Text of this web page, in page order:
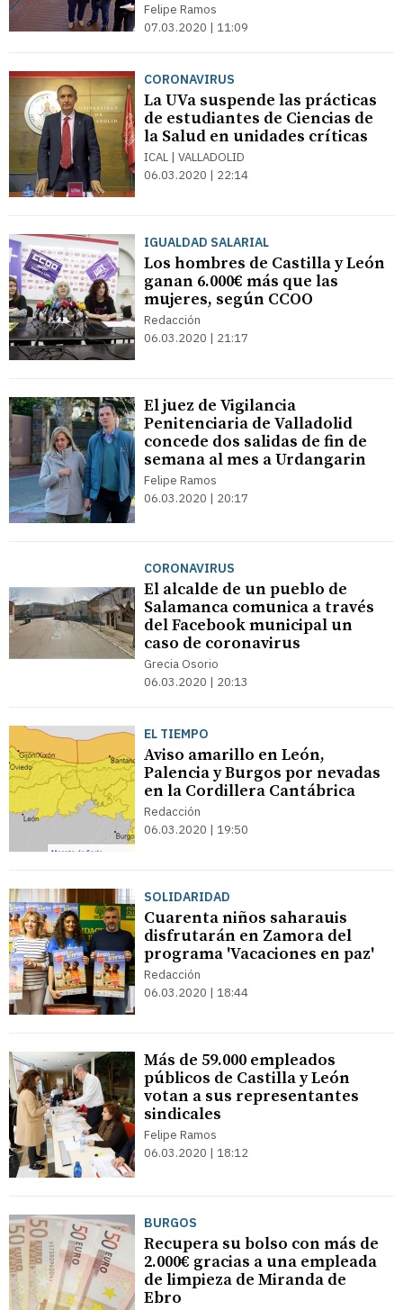
Felipe Ramos
07.03.2020 | 11:09
CORONAVIRUS
La UVa suspende las prácticas
de estudiantes de Ciencias de
la Salud en unidades críticas
ICAL | VALLADOLID
06.03.2020 | 22:14
IGUALDAD SALARIAL
Los hombres de Castilla y León
ganan 6.000€ más que las
mujeres, según CCOO
Redacción
06.03.2020 | 21:17
El juez de Vigilancia
Penitenciaria de Valladolid
concede dos salidas de fin de
semana al mes a Urdangarin
Felipe Ramos
06.03.2020 | 20:17
CORONAVIRUS
El alcalde de un pueblo de
Salamanca comunica a través
del Facebook municipal un
caso de coronavirus
Grecia Osorio
06.03.2020 | 20:13
EL TIEMPO
Aviso amarillo en León,
Palencia y Burgos por nevadas
en la Cordillera Cantábrica
Redacción
06.03.2020 | 19:50
SOLIDARIDAD
Cuarenta niños saharauis
disfrutarán en Zamora del
programa 'Vacaciones en paz'
Redacción
06.03.2020 | 18:44
Más de 59.000 empleados
públicos de Castilla y León
votan a sus representantes
sindicales
Felipe Ramos
06.03.2020 | 18:12
BURGOS
Recupera su bolso con más de
2.000€ gracias a una empleada
de limpieza de Miranda de
Ebro